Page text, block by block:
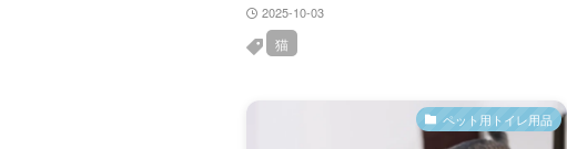
2025-10-03
猫
ペット用トイレ用品